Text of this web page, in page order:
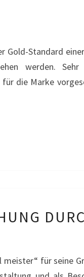
Gold-Standard
werden.
für die Marke
für seine